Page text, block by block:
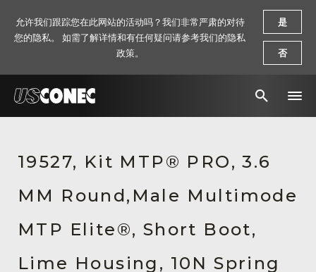
解决方案
产品
资源
关于我们
19527, Kit MTP® PRO, 3.6
MM Round,Male Multimode
MTP Elite®, Short Boot,
Lime Housing, 10N Spring
允许我们跟踪您在此网站的活动吗？我们非常严肃的对待
您的隐私。 如需了解详情和有任何疑问请参考我们的隐私
政策。
是
否